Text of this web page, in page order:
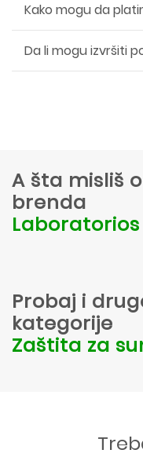
Kako mogu da
Da li mogu izvršiti
A šta misliš
brenda
Probaj i
kategorije
Zaštita za